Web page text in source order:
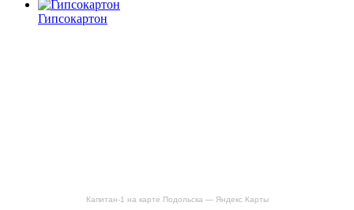
Капитан-1 на карте Подольска — Яндекс Карты
Гипсокартон